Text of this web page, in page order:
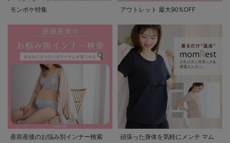
モンポケ特集 アウトレット 最大90%OFF
産前産後のお悩み別インナー検索
頑張った身体を気軽にメンテ マム